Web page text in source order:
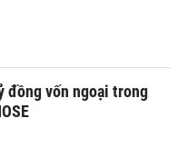
đồng vốn ngoại trong